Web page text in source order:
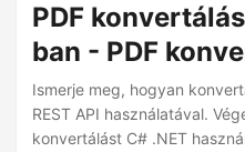
PDF
ban - PDF
Ismerje meg, hogyan
REST API használatával.
konvertálást C# .NET